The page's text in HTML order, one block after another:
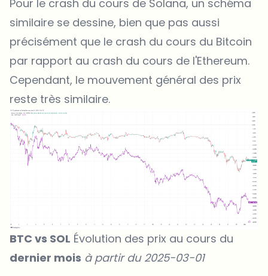
Pour le crash du cours de Solana, un schéma
similaire se dessine, bien que pas aussi
précisément que le crash du cours du Bitcoin
par rapport au crash du cours de l'Ethereum.
Cependant, le mouvement général des prix
reste très similaire.
BTC vs SOL Évolution des prix au cours du
dernier mois à partir du 2025-03-01